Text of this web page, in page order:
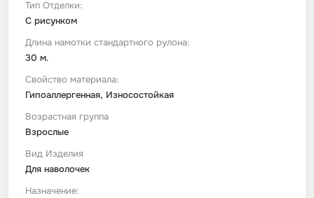
Тип Отделки:
С рисунком
Длина намотки стандартного рулона:
30 м.
Свойство материала:
Гипоаллергенная, Износостойкая
Возрастная группа
Взрослые
Вид Изделия
Для наволочек
Назначение: